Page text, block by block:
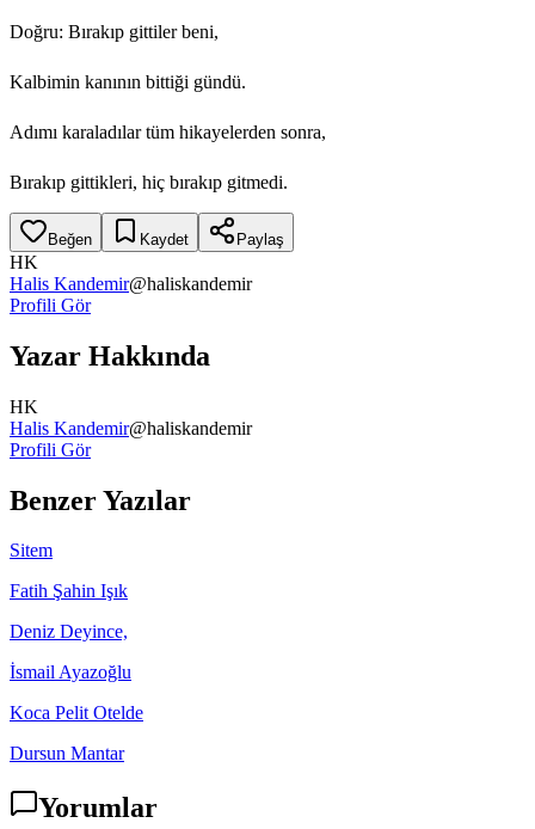
Doğru: Bırakıp gittiler beni,
Kalbimin kanının bittiği gündü.
Adımı karaladılar tüm hikayelerden sonra,
Bırakıp gittikleri, hiç bırakıp gitmedi.
Beğen Kaydet Paylaş
HK
Halis Kandemir@haliskandemir
Profili Gör
Yazar Hakkında
HK
Halis Kandemir@haliskandemir
Profili Gör
Benzer Yazılar
Sitem
Fatih Şahin Işık
Deniz Deyince,
İsmail Ayazoğlu
Koca Pelit Otelde
Dursun Mantar
Yorumlar